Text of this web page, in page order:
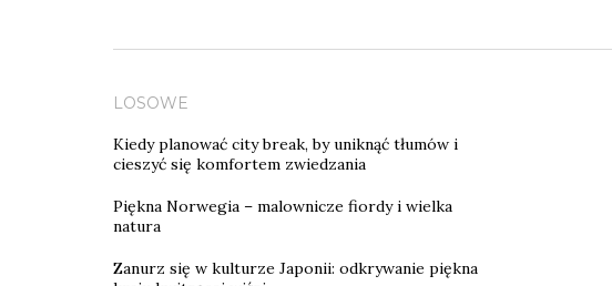
LOSOWE
Kiedy planować city break, by uniknąć tłumów i
cieszyć się komfortem zwiedzania
Piękna Norwegia – malownicze fiordy i wielka
natura
Zanurz się w kulturze Japonii: odkrywanie piękna